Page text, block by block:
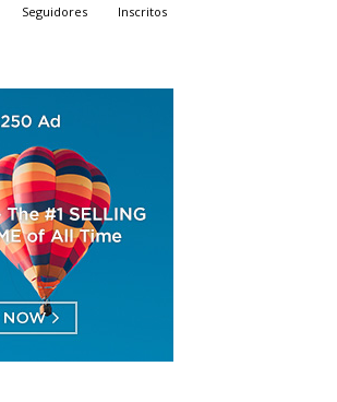
Seguidores Inscritos